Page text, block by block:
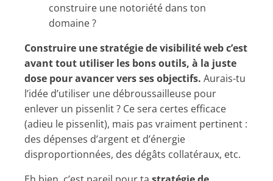
construire une notoriété dans ton
domaine ?
Construire une stratégie de visibilité web c’est
avant tout utiliser les bons outils, à la juste
dose pour avancer vers ses objectifs. Aurais-tu
l’idée d’utiliser une débroussailleuse pour
enlever un pissenlit ? Ce sera certes efficace
(adieu le pissenlit), mais pas vraiment pertinent :
des dépenses d’argent et d’énergie
disproportionnées, des dégâts collatéraux, etc.